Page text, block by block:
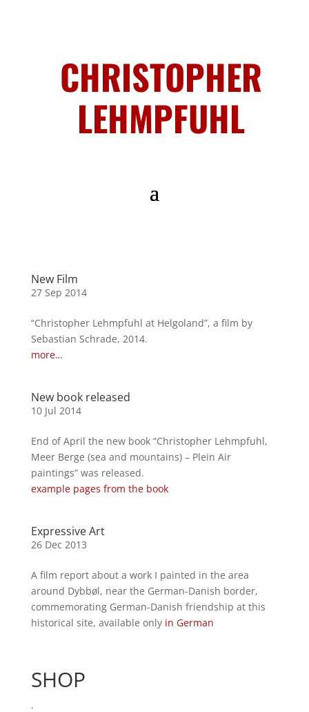
CHRISTOPHER
LEHMPFUHL
New Film
27 Sep 2014
“Christopher Lehmpfuhl at Helgoland”, a film by
Sebastian Schrade, 2014.
more…
New book released
10 Jul 2014
End of April the new book “Christopher Lehmpfuhl,
Meer Berge (sea and mountains) – Plein Air
paintings” was released.
example pages from the book
Expressive Art
26 Dec 2013
A film report about a work I painted in the area
around Dybbøl, near the German-Danish border,
commemorating German-Danish friendship at this
historical site, available only in German
SHOP
.